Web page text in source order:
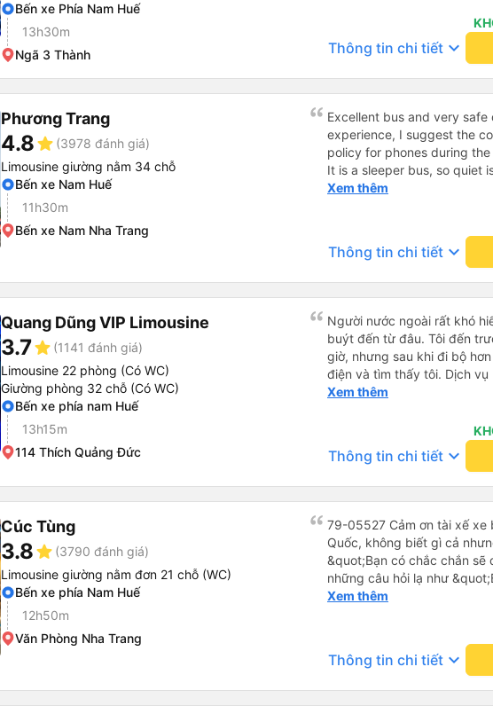
Bến xe Phía Nam Huế
13h30m
Ngã 3 Thành
nhau xuất hiện trong giấc mơ của mình luôn. Nên nếu bạn
bị phản ánh thì đừng trừ
thì bảo bạn ấy liên hệ sđt
đuôi 666, chuyến ĐH-NT
iu còn đổi cho mình phòng
lần xe rẽ 1 cái là ✈️ Ít đi xe
10/10.
Thông tin chi tiết keyboard_arrow_down
Phương Trang
4.8star (3978 đánh giá)
Limousine giường nằm 34 chỗ
Bến xe Nam Huế
11h30m
Bến xe Nam Nha Trang
Excellent bus and very
experience, I suggest the
policy for phones during
It is a sleeper bus, so quiet
Wi-Fi password clearly
hơn, tôi góp ý nhà xe nên
lặng (tắt âm thanh điện
Tôi vẫn sẽ tiếp tục ủng hộ
Xem thêm
Thông tin chi tiết keyboard_arrow_down
Quang Dũng VIP Limousine
3.7star (1141 đánh giá)
Limousine 22 phòng (Có WC)
Giường phòng 32 chỗ (Có WC)
Bến xe phía nam Huế
13h15m
114 Thích Quảng Đức
Người nước ngoài rất khó
buýt đến từ đâu. Tôi đến
giờ, nhưng sau khi đi bộ
điện và tìm thấy tôi. Dịch
tôi ngủ ngon hơn ở khách
cho điểm tối đa. Cảm ơn
Xem thêm
Thông tin chi tiết keyboard_arrow_down
Cúc Tùng
3.8star (3790 đánh giá)
Limousine giường nằm đơn 21 chỗ (WC)
Bến xe phía Nam Huế
12h50m
Văn Phòng Nha Trang
79-05527 Cảm ơn tài xế xe
Quốc, không biết gì cả
&quot;Bạn có chắc chắn sẽ
những câu hỏi lạ như
sạn của chúng tôi
và thậm chí còn đón tôi tại
buổi sáng. ngu ngốc đến
Xem thêm
Thông tin chi tiết keyboard_arrow_down